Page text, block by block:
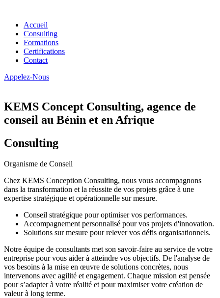
Accueil
Consulting
Formations
Certifications
Contact
Appelez-Nous
KEMS Concept Consulting, agence de
conseil au Bénin et en Afrique
Consulting
Organisme de Conseil
Chez KEMS Conception Consulting, nous vous accompagnons
dans la transformation et la réussite de vos projets grâce à une
expertise stratégique et opérationnelle sur mesure.
Conseil stratégique pour optimiser vos performances.
Accompagnement personnalisé pour vos projets d'innovation.
Solutions sur mesure pour relever vos défis organisationnels.
Notre équipe de consultants met son savoir-faire au service de votre
entreprise pour vous aider à atteindre vos objectifs. De l'analyse de
vos besoins à la mise en œuvre de solutions concrètes, nous
intervenons avec agilité et engagement. Chaque mission est pensée
pour s’adapter à votre réalité et pour maximiser votre création de
valeur à long terme.